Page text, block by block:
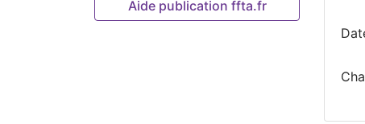
Aide publication ffta.fr